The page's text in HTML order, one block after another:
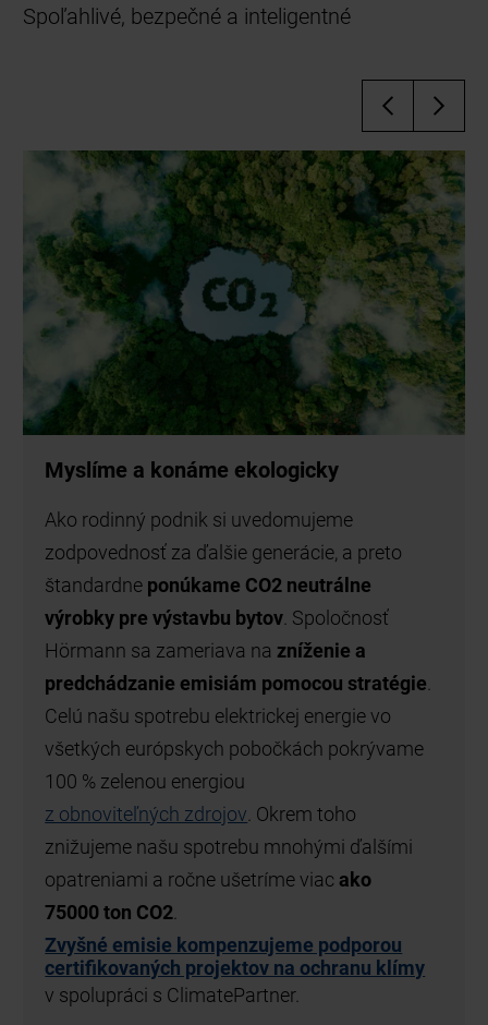
Spoľahlivé, bezpečné a inteligentné
Myslíme a konáme ekologicky
Ako rodinný podnik si uvedomujeme
zodpovednosť za ďalšie generácie, a preto
štandardne ponúkame CO2 neutrálne
výrobky pre výstavbu bytov . Spoločnosť
Hörmann sa zameriava na zníženie a
predchádzanie emisiám pomocou stratégie
Celú našu spotrebu elektrickej energie vo
všetkých európskych pobočkách pokrývame
100 % zelenou energiou
z obnoviteľných zdrojov . Okrem toho
znižujeme našu spotrebu mnohými ďalšími
opatreniami a ročne ušetríme viac ako
75000 ton CO2
Zvyšné emisie kompenzujeme podporou
certifikovaných projektov na ochranu klímy
v spolupráci s ClimatePartner.